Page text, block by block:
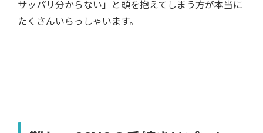
サッパリ分からない」と頭を抱えてしまう方が本当に
たくさんいらっしゃいます。